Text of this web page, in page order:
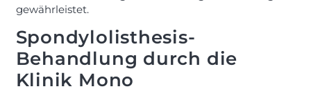
gewährleistet.
Spondylolisthesis-
Behandlung durch die
Klinik Mono